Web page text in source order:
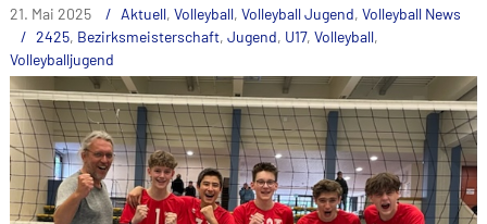
21. Mai 2025 Aktuell, Volleyball, Volleyball Jugend, Volleyball News
2425, Bezirksmeisterschaft, Jugend, U17, Volleyball,
Volleyballjugend